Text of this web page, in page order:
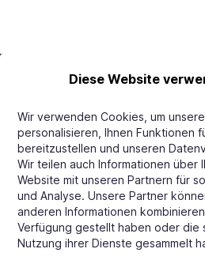
Grenaavej 641
DK-8541 Skoedstrup
Dänemark
E-mail:
Kundenservice
FAQs
Diese Website
Wir verwenden Cookies, um
personalisieren, Ihnen Funktionen
bereitzustellen und unseren
Wir teilen auch Informationen über
Website mit unseren Partnern für
und Analyse. Unsere Partner
anderen Informationen
Verfügung gestellt haben oder die
Nutzung ihrer Dienste gesammelt